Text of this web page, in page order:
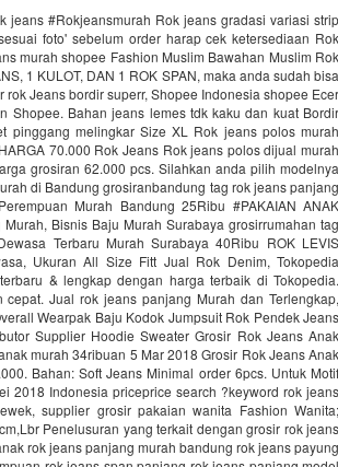
#Rokjeansmurah Rok jeans gradasi variasi strip
foto' sebelum order harap cek ketersediaan Rok
murah shopee Fashion Muslim Bawahan Muslim Rok
1 KULOT, DAN 1 ROK SPAN, maka anda sudah bisa
Jeans bordir superr, Shopee Indonesia shopee Ecer
Shopee. Bahan jeans lemes tdk kaku dan kuat Bordir
pinggang melingkar Size XL Rok jeans polos murah
70.000 Rok Jeans Rok jeans polos dijual murah
grosiran 62.000 pcs. Silahkan anda pilih modelnya
di Bandung grosiranbandung tag rok jeans panjang
Murah Bandung 25Ribu #PAKAIAN ANAK
Bisnis Baju Murah Surabaya grosirrumahan tag
Terbaru Murah Surabaya 40Ribu ROK LEVIS
Ukuran All Size Fitt Jual Rok Denim, Tokopedia
& lengkap dengan harga terbaik di Tokopedia.
Jual rok jeans panjang Murah dan Terlengkap,
Wearpak Baju Kodok Jumpsuit Rok Pendek Jeans
Supplier Hoodie Sweater Grosir Rok Jeans Anak
murah 34ribuan 5 Mar 2018 Grosir Rok Jeans Anak
Bahan: Soft Jeans Minimal order 6pcs. Untuk Motif
2018 Indonesia priceprice search ?keyword rok jeans
supplier grosir pakaian wanita Fashion Wanita;
Penelusuran yang terkait dengan grosir rok jeans
rok jeans panjang murah bandung rok jeans payung